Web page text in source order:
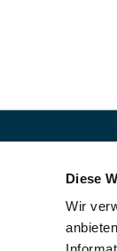
Diese
Wir
Datenschutz